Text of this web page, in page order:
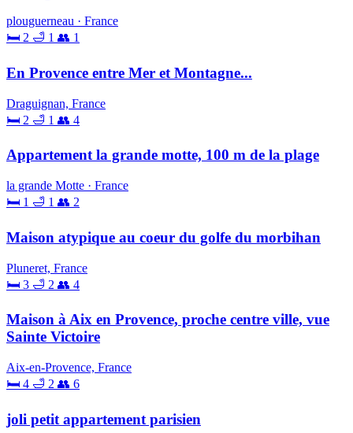
plouguerneau · France
🛏 2 🛁 1 👥 1
En Provence entre Mer et Montagne...
Draguignan, France
🛏 2 🛁 1 👥 4
Appartement la grande motte, 100 m de la plage
la grande Motte · France
🛏 1 🛁 1 👥 2
Maison atypique au coeur du golfe du morbihan
Pluneret, France
🛏 3 🛁 2 👥 4
Maison à Aix en Provence, proche centre ville, vue
Sainte Victoire
Aix-en-Provence, France
🛏 4 🛁 2 👥 6
joli petit appartement parisien